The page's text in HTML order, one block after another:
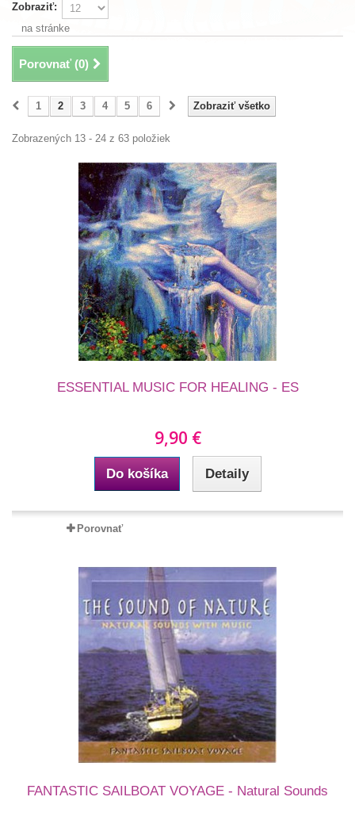
Zobraziť:
na stránke
Porovnať (0)
Zobraziť všetko
1 2 3 4 5 6
Zobrazených 13 - 24 z 63 položiek
ESSENTIAL MUSIC FOR HEALING - ES
9,90 €
Do košíka Detaily
Porovnať
FANTASTIC SAILBOAT VOYAGE - Natural Sounds